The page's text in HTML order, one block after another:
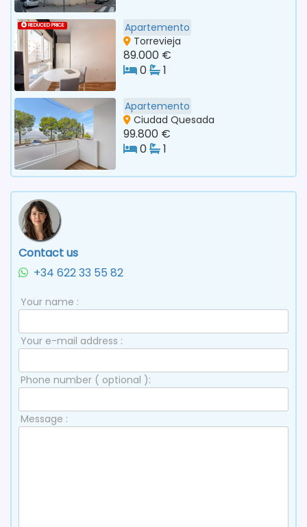
REDUCED PRICE
Apartemento
Torrevieja
89.000 €
0
1
Apartemento
Ciudad Quesada
99.800 €
0
1
Contact us
+34 622 33 55 82
Your name :
Your e-mail address :
Phone number ( optional ):
Message :